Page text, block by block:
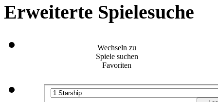
Erweiterte Spielesuche
Wechseln zu
Spiele suchen
Favoriten